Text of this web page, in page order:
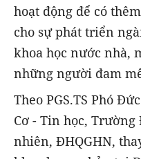
hoạt động để có
cho sự phát triển
khoa học nước nhà,
những người đam
Theo PGS.TS Phó
Cơ - Tin học,
nhiên, ĐHQGHN,